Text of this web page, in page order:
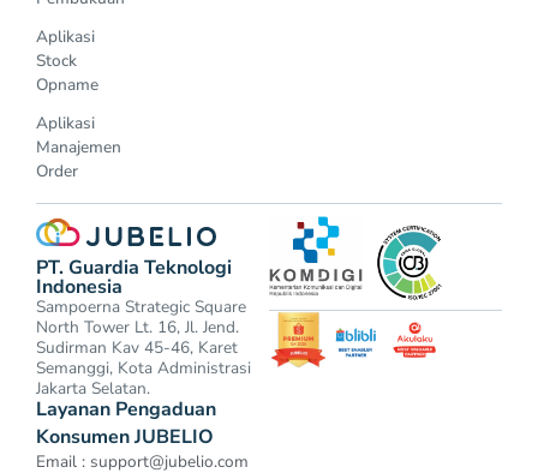
Aplikasi
Stock
Opname
Aplikasi
Manajemen
Order
PT. Guardia Teknologi
Indonesia
Sampoerna Strategic Square
North Tower Lt. 16, Jl. Jend.
Sudirman Kav 45-46, Karet
Semanggi, Kota Administrasi
Jakarta Selatan.
Layanan Pengaduan
Konsumen JUBELIO
Email : support@jubelio.com